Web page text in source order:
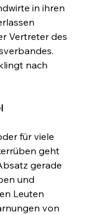
in ihren
Vertreter des
nach
für viele
geht
gerade
und
Leuten
von